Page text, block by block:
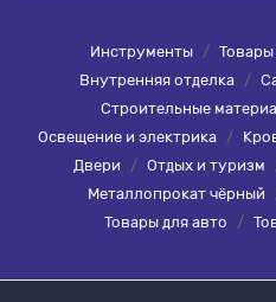
Инструменты /
Внутренняя отделка /
Строительные
Освещение и электрика
/
Двери
/ Отдых и туризм
Металлопрокат чёрный
Товары для авто
/